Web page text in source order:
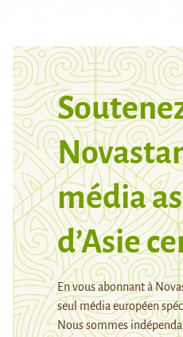
média
d’Asie
En vous abonnant à
seul média européen
Nous sommes